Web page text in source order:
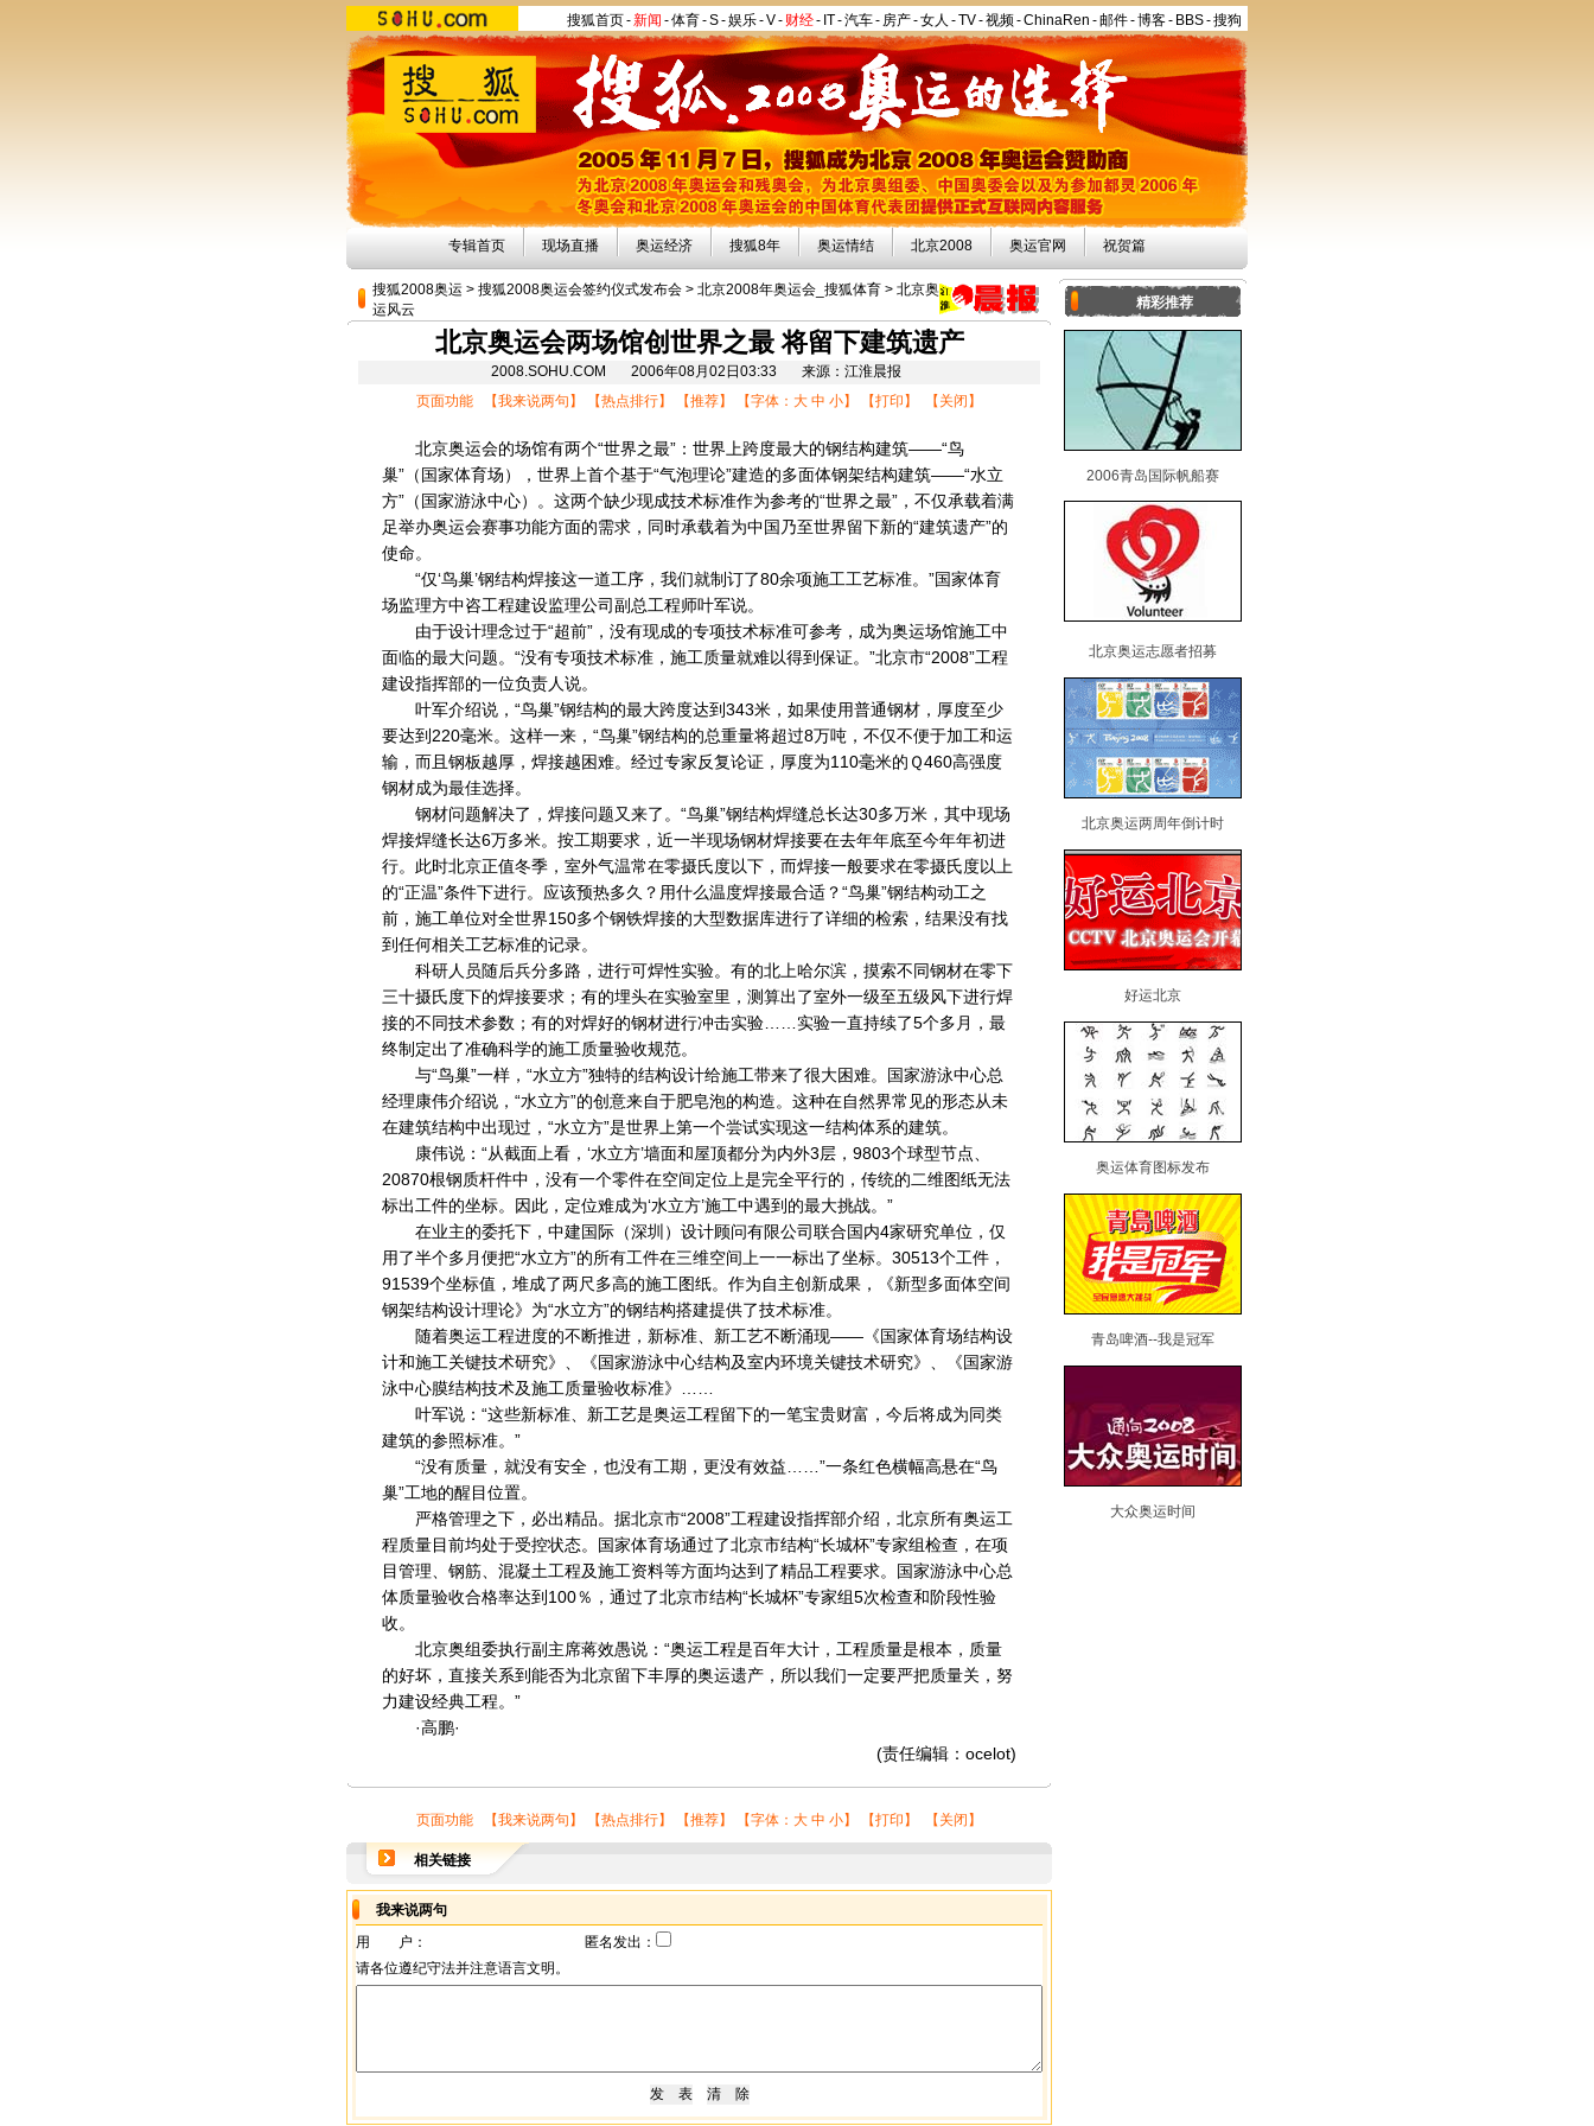
搜狐首页-新闻 -体育-S-娱乐-V- 财经- IT-汽车- 房产-女人 -TV-视频-ChinaRen -邮件-博客- BBS-搜狗
专辑首页 现场直播 奥运经济 搜狐8年 奥运情结 北京2008 奥运官网 祝贺篇
搜狐2008奥运 > 搜狐2008奥运会签约仪式发布会 > 北京2008年奥运会_搜狐体育 > 北京奥
运风云
北京奥运会两场馆创世界之最 将留下建筑遗产
2008.SOHU.COM 2006年08月02日03:33 来源：江淮晨报
页面功能 【我来说两句 】 【热点排行】 【推荐】 【字体： 大 中 小】 【打印 】 【 关闭 】
北京奥运会的场馆有两个“世界之最”：世界上跨度最大的钢结构建筑——“鸟
巢”（国家体育场），世界上首个基于“气泡理论”建造的多面体钢架结构建筑——“水立
方”（国家游泳中心）。这两个缺少现成技术标准作为参考的“世界之最”，不仅承载着满
足举办奥运会赛事功能方面的需求，同时承载着为中国乃至世界留下新的“建筑遗产”的
使命。
“仅‘鸟巢’钢结构焊接这一道工序，我们就制订了80余项施工工艺标准。”国家体育
场监理方中咨工程建设监理公司副总工程师叶军说。
由于设计理念过于“超前”，没有现成的专项技术标准可参考，成为奥运场馆施工中
面临的最大问题。“没有专项技术标准，施工质量就难以得到保证。”北京市“2008”工程
建设指挥部的一位负责人说。
叶军介绍说，“鸟巢”钢结构的最大跨度达到343米，如果使用普通钢材，厚度至少
要达到220毫米。这样一来，“鸟巢”钢结构的总重量将超过8万吨，不仅不便于加工和运
输，而且钢板越厚，焊接越困难。经过专家反复论证，厚度为110毫米的Ｑ460高强度
钢材成为最佳选择。
钢材问题解决了，焊接问题又来了。“鸟巢”钢结构焊缝总长达30多万米，其中现场
焊接焊缝长达6万多米。按工期要求，近一半现场钢材焊接要在去年年底至今年年初进
行。此时北京正值冬季，室外气温常在零摄氏度以下，而焊接一般要求在零摄氏度以上
的“正温”条件下进行。应该预热多久？用什么温度焊接最合适？“鸟巢”钢结构动工之
前，施工单位对全世界150多个钢铁焊接的大型数据库进行了详细的检索，结果没有找
到任何相关工艺标准的记录。
科研人员随后兵分多路，进行可焊性实验。有的北上哈尔滨，摸索不同钢材在零下
三十摄氏度下的焊接要求；有的埋头在实验室里，测算出了室外一级至五级风下进行焊
接的不同技术参数；有的对焊好的钢材进行冲击实验……实验一直持续了5个多月，最
终制定出了准确科学的施工质量验收规范。
与“鸟巢”一样，“水立方”独特的结构设计给施工带来了很大困难。国家游泳中心总
经理康伟介绍说，“水立方”的创意来自于肥皂泡的构造。这种在自然界常见的形态从未
在建筑结构中出现过，“水立方”是世界上第一个尝试实现这一结构体系的建筑。
康伟说：“从截面上看，‘水立方’墙面和屋顶都分为内外3层，9803个球型节点、
20870根钢质杆件中，没有一个零件在空间定位上是完全平行的，传统的二维图纸无法
标出工件的坐标。因此，定位难成为‘水立方’施工中遇到的最大挑战。”
在业主的委托下，中建国际（深圳）设计顾问有限公司联合国内4家研究单位，仅
用了半个多月便把“水立方”的所有工件在三维空间上一一标出了坐标。30513个工件，
91539个坐标值，堆成了两尺多高的施工图纸。作为自主创新成果，《新型多面体空间
钢架结构设计理论》为“水立方”的钢结构搭建提供了技术标准。
随着奥运工程进度的不断推进，新标准、新工艺不断涌现——《国家体育场结构设
计和施工关键技术研究》、《国家游泳中心结构及室内环境关键技术研究》、《国家游
泳中心膜结构技术及施工质量验收标准》……
叶军说：“这些新标准、新工艺是奥运工程留下的一笔宝贵财富，今后将成为同类
建筑的参照标准。”
“没有质量，就没有安全，也没有工期，更没有效益……”一条红色横幅高悬在“鸟
巢”工地的醒目位置。
严格管理之下，必出精品。据北京市“2008”工程建设指挥部介绍，北京所有奥运工
程质量目前均处于受控状态。国家体育场通过了北京市结构“长城杯”专家组检查，在项
目管理、钢筋、混凝土工程及施工资料等方面均达到了精品工程要求。国家游泳中心总
体质量验收合格率达到100％，通过了北京市结构“长城杯”专家组5次检查和阶段性验
收。
北京奥组委执行副主席蒋效愚说：“奥运工程是百年大计，工程质量是根本，质量
的好坏，直接关系到能否为北京留下丰厚的奥运遗产，所以我们一定要严把质量关，努
力建设经典工程。”
·高鹏·
(责任编辑：ocelot)
页面功能 【我来说两句 】 【热点排行】 【推荐】 【字体： 大 中 小】 【打印 】 【 关闭 】
相关链接
我来说两句
用 户：
匿名发出：
请各位遵纪守法并注意语言文明。
精彩推荐
2006青岛国际帆船赛
北京奥运志愿者招募
北京奥运两周年倒计时
好运北京
奥运体育图标发布
青岛啤酒--我是冠军
大众奥运时间